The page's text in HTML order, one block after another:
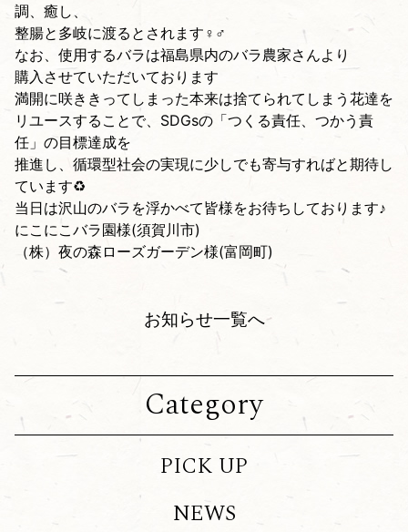
調、癒し、
整腸と多岐に渡るとされます‍♀️‍♂️
なお、使用するバラは福島県内のバラ農家さんより
購入させていただいております
満開に咲ききってしまった本来は捨てられてしまう花達を
リユースすることで、SDGsの「つくる責任、つかう責
任」の目標達成を
推進し、循環型社会の実現に少しでも寄与すればと期待し
ています♻️
当日は沢山のバラを浮かべて皆様をお待ちしております♪
にこにこバラ園様(須賀川市)
（株）夜の森ローズガーデン様(富岡町)
お知らせ一覧へ
Category
PICK UP
NEWS